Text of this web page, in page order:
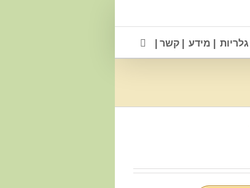
| גלריות | מידע | קשר |